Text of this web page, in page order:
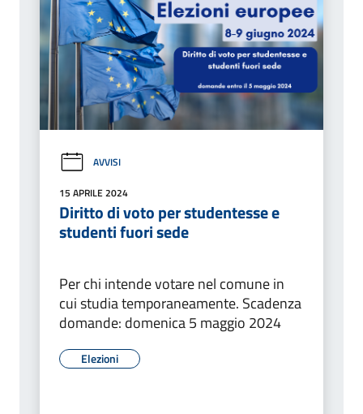
AVVISI
15 APRILE 2024
Diritto di voto per studentesse e
studenti fuori sede
Per chi intende votare nel comune in
cui studia temporaneamente. Scadenza
domande: domenica 5 maggio 2024
Elezioni